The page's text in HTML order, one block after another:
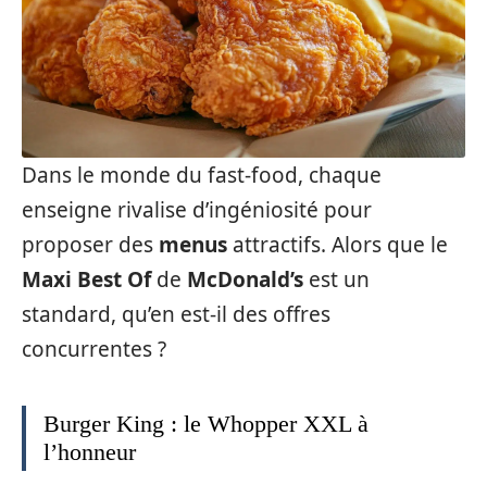
Dans le monde du fast-food, chaque
enseigne rivalise d’ingéniosité pour
proposer des menus attractifs. Alors que le
Maxi Best Ofde McDonald’s est un
standard, qu’en est-il des offres
concurrentes ?
Burger King : le Whopper XXL à
l’honneur